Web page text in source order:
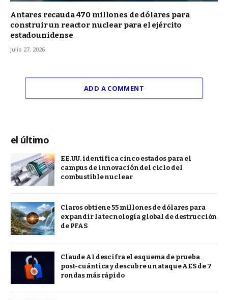
Antares recauda 470 millones de dólares para
construir un reactor nuclear para el ejército
estadounidense
julio 27, 2026
ADD A COMMENT
el último
EE.UU. identifica cinco estados para el
campus de innovación del ciclo del
combustible nuclear
Claros obtiene 55 millones de dólares para
expandir la tecnología global de destrucción
de PFAS
Claude AI descifra el esquema de prueba
post-cuántica y descubre un ataque AES de 7
rondas más rápido